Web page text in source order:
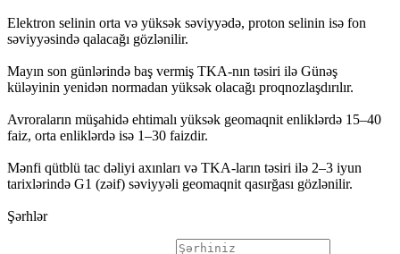
Elektron selinin orta və yüksək səviyyədə, proton selinin isə fon
səviyyəsində qalacağı gözlənilir.
Mayın son günlərində baş vermiş TKA-nın təsiri ilə Günəş
küləyinin yenidən normadan yüksək olacağı proqnozlaşdırılır.
Avroraların müşahidə ehtimalı yüksək geomaqnit enliklərdə 15–40
faiz, orta enliklərdə isə 1–30 faizdir.
Mənfi qütblü tac dəliyi axınları və TKA-ların təsiri ilə 2–3 iyun
tarixlərində G1 (zəif) səviyyəli geomaqnit qasırğası gözlənilir.
Şərhlər